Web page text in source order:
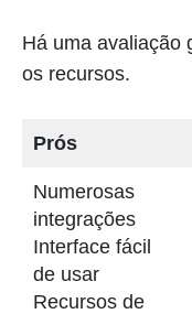
Há uma avaliação
os recursos.
Prós
Numerosas
integrações
Interface fácil
de usar
Recursos de